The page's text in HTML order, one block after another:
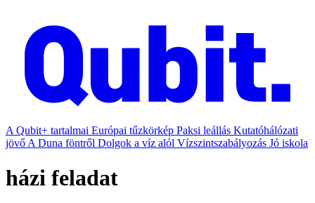
A Qubit+ tartalmai Európai tűzkörkép Paksi leállás Kutatóhálózati
jövő A Duna föntről Dolgok a víz alól Vízszintszabályozás Jó iskola
házi feladat